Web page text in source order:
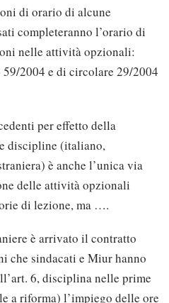
di orario di alcune
completeranno l’orario di
nelle attività opzionali:
2004 e di circolare 29/2004
per effetto della
discipline (italiano,
è anche l’unica via
delle attività opzionali
di lezione, ma ….
è arrivato il contratto
che sindacati e Miur hanno
6, disciplina nelle prime
a riforma) l’impiego delle ore